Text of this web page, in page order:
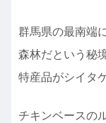
群馬県の最南端
森林だという秘
特産品がシイタ
チキンベースの